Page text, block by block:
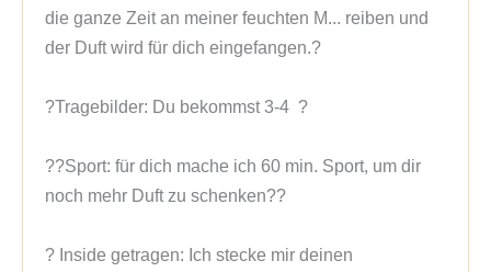
die ganze Zeit an meiner feuchten M... reiben und
der Duft wird für dich eingefangen.?
?Tragebilder: Du bekommst 3-4  ?
??Sport: für dich mache ich 60 min. Sport, um dir
noch mehr Duft zu schenken??
? Inside getragen: Ich stecke mir deinen